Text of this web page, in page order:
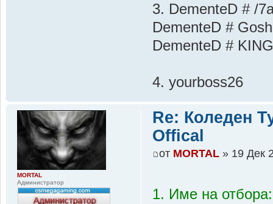
3. DementeD # /
DementeD #
DementeD #
4. yourboss26
Re: Коледен
Оffical
от MORTAL » 19 Дек
1. Име на отбора:
MORTAL
Администратор